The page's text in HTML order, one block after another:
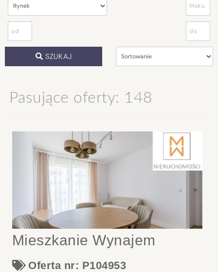
SZUKAJ
Pasujące oferty: 148
Mieszkanie Wynajem
Oferta nr: P104953